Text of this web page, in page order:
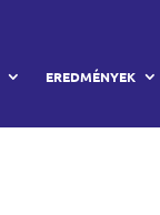
EREDMÉNYEK